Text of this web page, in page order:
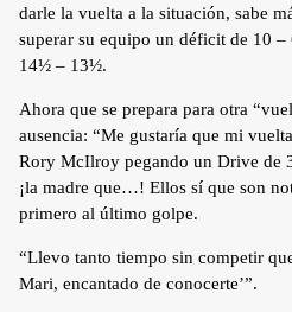
darle la vuelta a la situación, sabe
superar su equipo un déficit de 10
14½ – 13½.
Ahora que se prepara para otra
ausencia: “Me gustaría que mi
Rory McIlroy pegando un Drive de
¡la madre que…! Ellos sí que son
primero al último golpe.
“Llevo tanto tiempo sin competir
Mari, encantado de conocerte’”.